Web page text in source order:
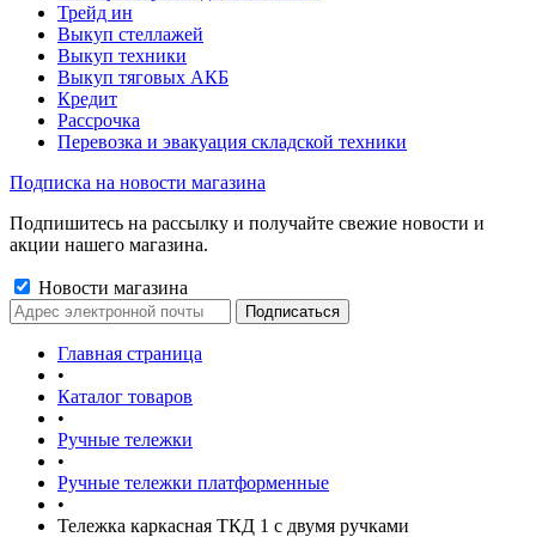
Трейд ин
Выкуп стеллажей
Выкуп техники
Выкуп тяговых АКБ
Кредит
Рассрочка
Перевозка и эвакуация складской техники
Подписка на новости магазина
Подпишитесь на рассылку и получайте свежие новости и
акции нашего магазина.
Новости магазина
Главная страница
•
Каталог товаров
•
Ручные тележки
•
Ручные тележки платформенные
•
Тележка каркасная ТКД 1 с двумя ручками